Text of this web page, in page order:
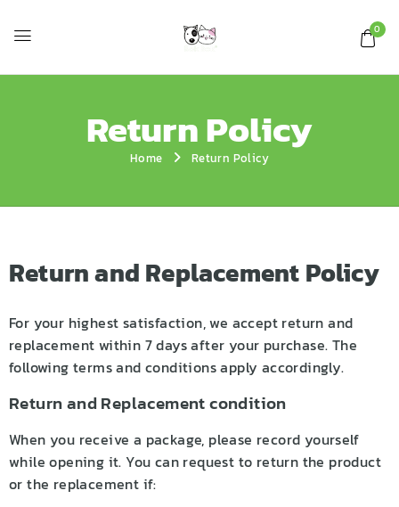
0
Return Policy
Home Return Policy
Return and Replacement Policy
For your highest satisfaction, we accept return and
replacement within 7 days after your purchase. The
following terms and conditions apply accordingly.
Return and Replacement condition
When you receive a package, please record yourself
while opening it. You can request to return the product
or the replacement if: